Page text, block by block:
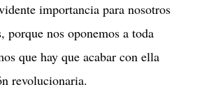
importancia para nosotros
porque nos oponemos a toda
que hay que acabar con ella
revolucionaria.